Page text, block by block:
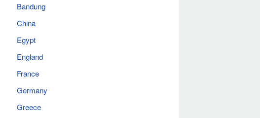
Bandung
China
Egypt
England
France
Germany
Greece